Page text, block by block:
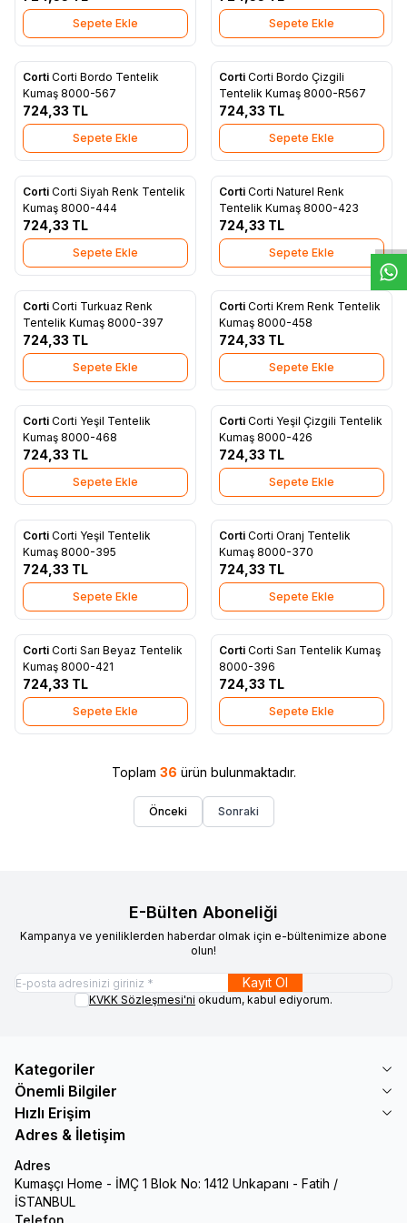
Sepete Ekle Sepete Ekle
Yeni
Favorilere Ekle
Corti Corti Bordo Tentelik
Kumaş 8000-567
724,33 TL
Sepete Ekle
Yeni
Favorilere Ekle
Corti Corti Bordo Çizgili
Tentelik Kumaş 8000-R567
724,33 TL
Sepete Ekle
Yeni
Favorilere Ekle
Corti Corti Siyah Renk Tentelik
Kumaş 8000-444
724,33 TL
Sepete Ekle
Yeni
Favorilere Ekle
Corti Corti Naturel Renk
Tentelik Kumaş 8000-423
724,33 TL
Sepete Ekle
Yeni
Favorilere Ekle
Corti Corti Turkuaz Renk
Tentelik Kumaş 8000-397
724,33 TL
Sepete Ekle
Yeni
Favorilere Ekle
Corti Corti Krem Renk Tentelik
Kumaş 8000-458
724,33 TL
Sepete Ekle
Yeni
Favorilere Ekle
Corti Corti Yeşil Tentelik
Kumaş 8000-468
724,33 TL
Sepete Ekle
Yeni
Favorilere Ekle
Corti Corti Yeşil Çizgili Tentelik
Kumaş 8000-426
724,33 TL
Sepete Ekle
Yeni
Favorilere Ekle
Corti Corti Yeşil Tentelik
Kumaş 8000-395
724,33 TL
Sepete Ekle
Yeni
Favorilere Ekle
Corti Corti Oranj Tentelik
Kumaş 8000-370
724,33 TL
Sepete Ekle
Yeni
Favorilere Ekle
Corti Corti Sarı Beyaz Tentelik
Kumaş 8000-421
724,33 TL
Sepete Ekle
Yeni
Favorilere Ekle
Corti Corti Sarı Tentelik Kumaş
8000-396
724,33 TL
Sepete Ekle
Toplam 36 ürün bulunmaktadır.
Önceki Sonraki
E-Bülten Aboneliği
Kampanya ve yeniliklerden haberdar olmak için e-bültenimize abone
olun!
Kayıt Ol
KVKK Sözleşmesi'ni okudum, kabul ediyorum.
Kategoriler
Önemli Bilgiler
Hızlı Erişim
Adres & İletişim
Adres
Kumaşçı Home - İMÇ 1 Blok No: 1412 Unkapanı - Fatih /
İSTANBUL
Telefon